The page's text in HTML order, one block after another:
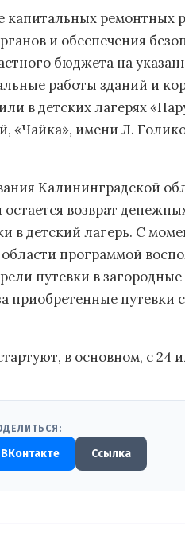
ремонтных
и обеспечения
бюджета на
работы зданий и
в детских лагерях
«Чайка», имени Л.
Калининградской
возврат
в детский лагерь. С
программой
путевки в загородные
приобретенные путевки
в основном, с 24
ВКонтакте Ссылка